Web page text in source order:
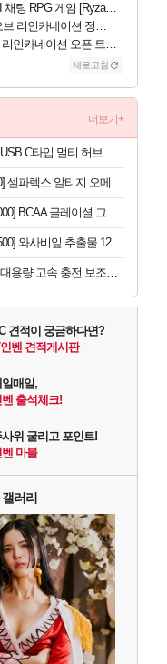
RPG 게임 [RyzaChat: AI] 공개
인카네이션 정보/공략글 모음
카네이션 오픈 트레일러
새로고침
더보기+
24%할인!벨킨 USB C타입 멀티 허브 아이폰 아이패드 맥북 프로 에어 노트북 호환
[50,000 -> 9,990] 셀파렉스 알티지 오메가3 10캡슐 x 10박스
[150,000 -> 65,000] BCAA 글레이셜 그레이프 745g x 2개
[250,000 -> 42,500] 와사비잎 추출물 120정 x 2개
37%할인!벨킨 대용량 고속 충전 보조배터리
견적이 궁금하다면?
인벤 견적게시판
매일,
벤 출석체크!
사위 굴리고 포인트!
벤 마블
러리